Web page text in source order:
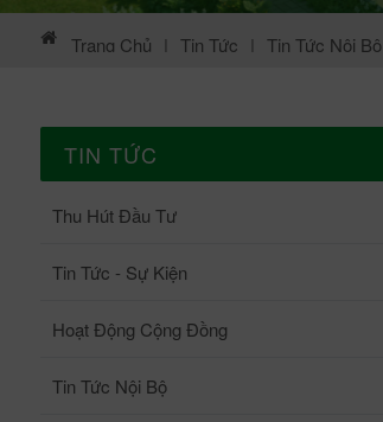
Trang Chủ | Tin Tức | Tin Tức Nội Bộ
TIN TỨC
Thu Hút Đầu Tư
Tin Tức - Sự Kiện
Hoạt Động Cộng Đồng
Tin Tức Nội Bộ